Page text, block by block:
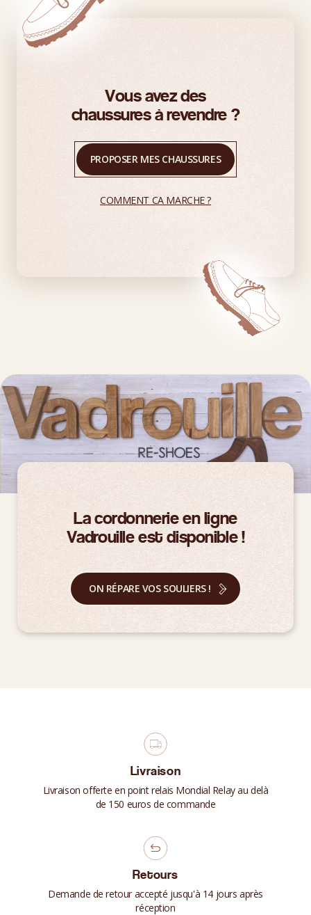
Vous avez des
chaussures à revendre ?
PROPOSER MES CHAUSSURES
COMMENT CA MARCHE ?
La cordonnerie en ligne
Vadrouille est disponible !
ON RÉPARE VOS SOULIERS !
Livraison
Livraison offerte en point relais Mondial Relay au delà
de 150 euros de commande
Retours
Demande de retour accepté jusqu'à 14 jours après
réception